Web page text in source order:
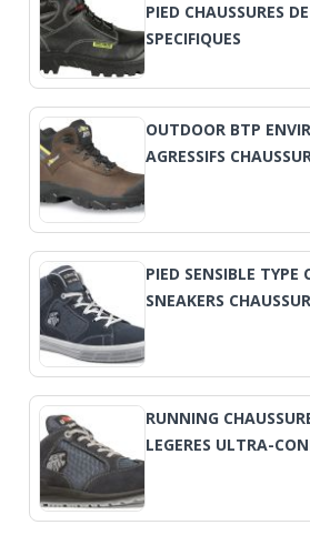
PIED CHAUSSURES
SPECIFIQUES
OUTDOOR BTP
AGRESSIFS
PIED SENSIBLE TYPE
SNEAKERS
RUNNING
LEGERES ULTRA-